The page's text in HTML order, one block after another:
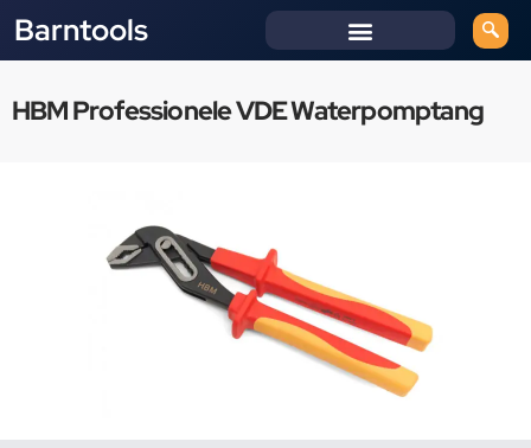
Barntools
HBM Professionele VDE Waterpomptang